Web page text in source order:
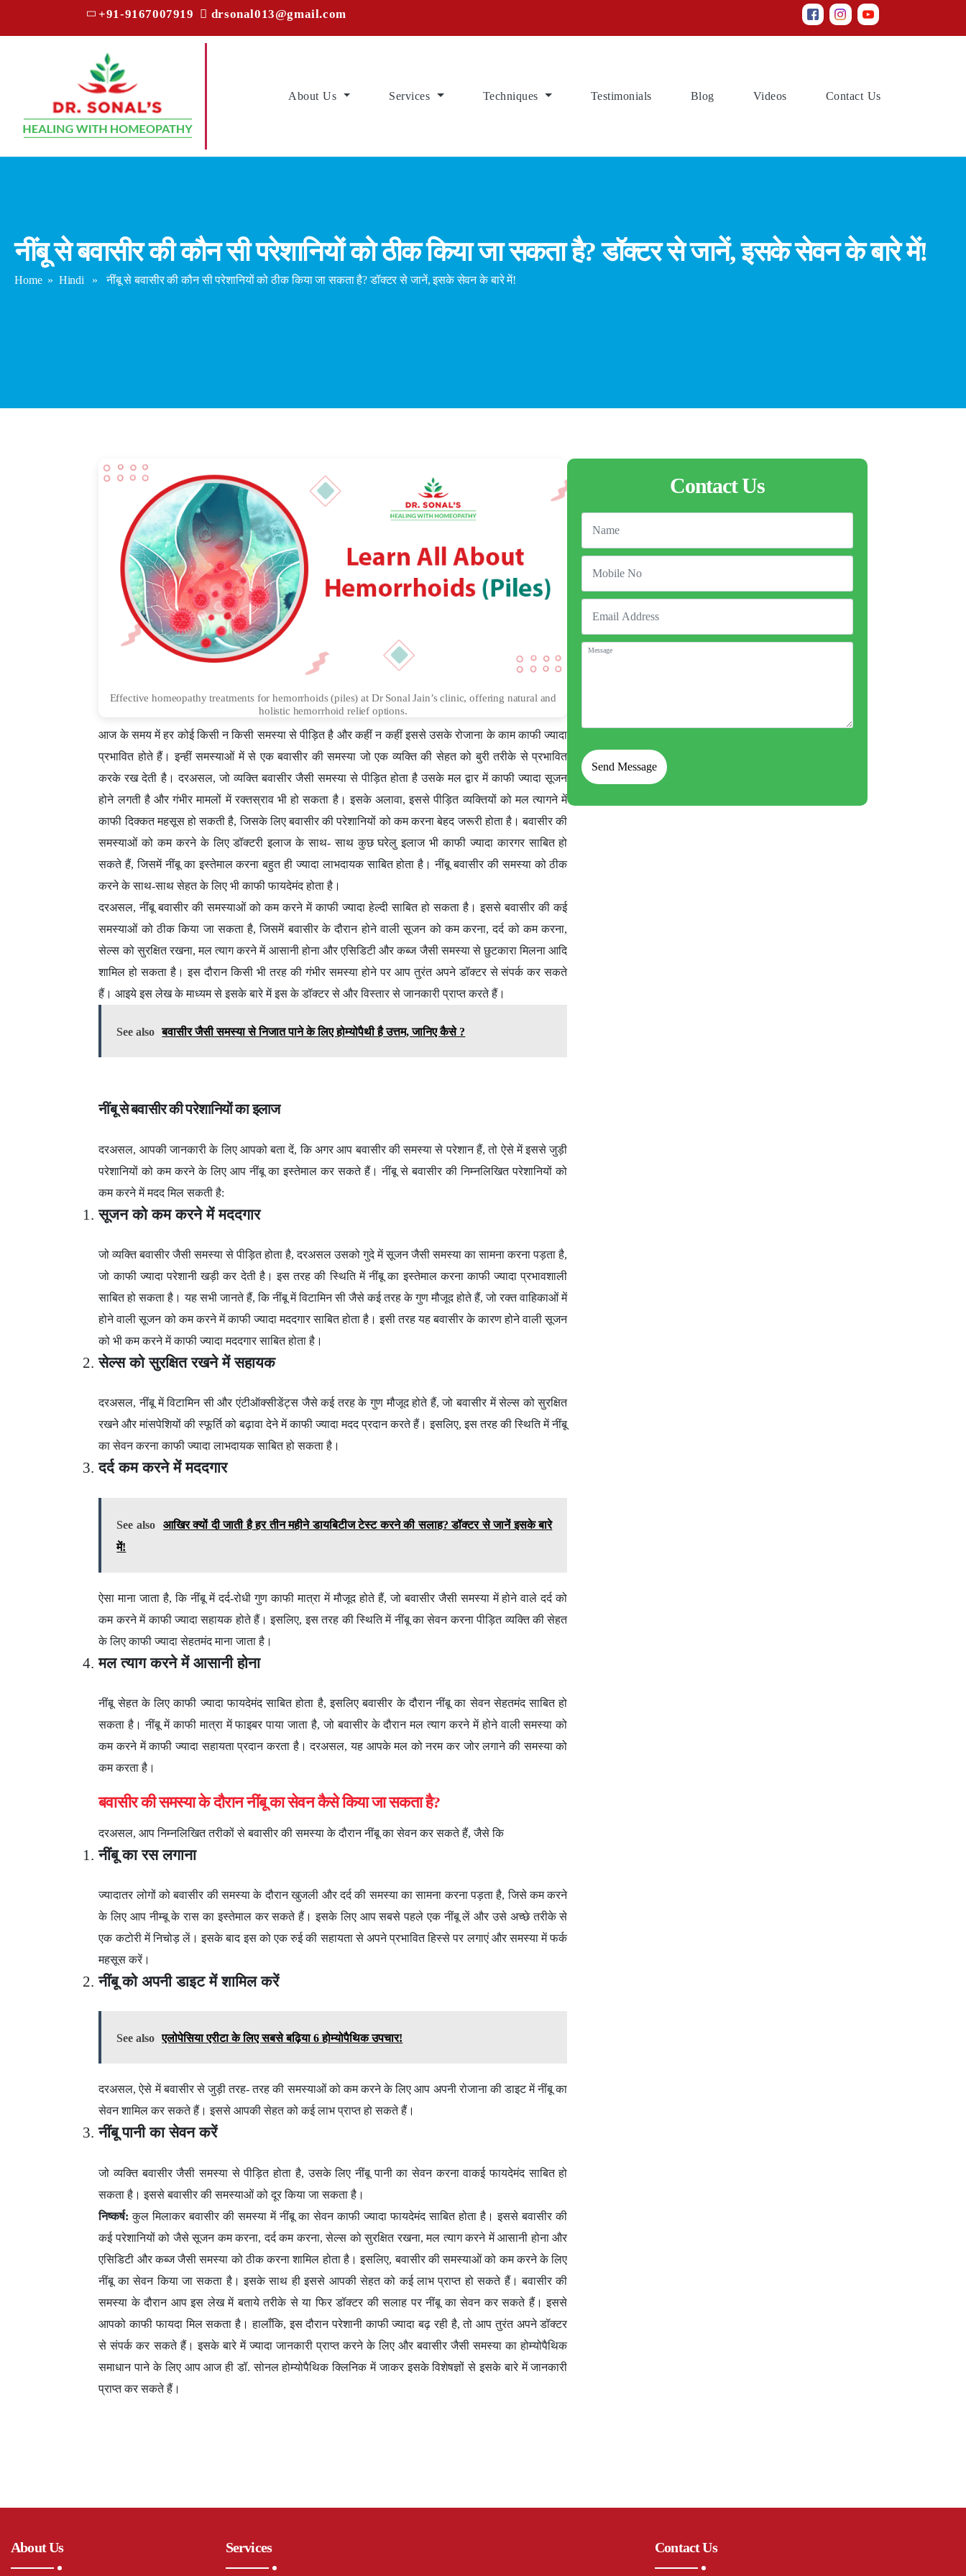
+91-9167007919 drsonal013@gmail.com
About Us Services Techniques Testimonials(current)Blog(current)Videos(current)Contact Us(current)
नींबू से बवासीर की कौन सी परेशानियों को ठीक किया जा सकता है? डॉक्टर से जानें, इसके सेवन के बारे में!
Home» Hindi » नींबू से बवासीर की कौन सी परेशानियों को ठीक किया जा सकता है? डॉक्टर से जानें, इसके सेवन के बारे में!
Effective homeopathy treatments for hemorrhoids (piles) at Dr Sonal Jain’s clinic, offering natural and
holistic hemorrhoid relief options.
आज के समय में हर कोई किसी न किसी समस्या से पीड़ित है और कहीं न कहीं इससे उसके रोजाना के काम काफी ज्यादा
प्रभावित होते हैं। इन्हीं समस्याओं में से एक बवासीर की समस्या जो एक व्यक्ति की सेहत को बुरी तरीके से प्रभावित
करके रख देती है। दरअसल, जो व्यक्ति बवासीर जैसी समस्या से पीड़ित होता है उसके मल द्वार में काफी ज्यादा सूजन
होने लगती है और गंभीर मामलों में रक्तस्राव भी हो सकता है। इसके अलावा, इससे पीड़ित व्यक्तियों को मल त्यागने में
काफी दिक्कत महसूस हो सकती है, जिसके लिए बवासीर की परेशानियों को कम करना बेहद जरूरी होता है। बवासीर की
समस्याओं को कम करने के लिए डॉक्टरी इलाज के साथ- साथ कुछ घरेलु इलाज भी काफी ज्यादा कारगर साबित हो
सकते हैं, जिसमें नींबू का इस्तेमाल करना बहुत ही ज्यादा लाभदायक साबित होता है। नींबू बवासीर की समस्या को ठीक
करने के साथ-साथ सेहत के लिए भी काफी फायदेमंद होता है।
दरअसल, नींबू बवासीर की समस्याओं को कम करने में काफी ज्यादा हेल्दी साबित हो सकता है। इससे बवासीर की कई
समस्याओं को ठीक किया जा सकता है, जिसमें बवासीर के दौरान होने वाली सूजन को कम करना, दर्द को कम करना,
सेल्स को सुरक्षित रखना, मल त्याग करने में आसानी होना और एसिडिटी और कब्ज जैसी समस्या से छुटकारा मिलना आदि
शामिल हो सकता है। इस दौरान किसी भी तरह की गंभीर समस्या होने पर आप तुरंत अपने डॉक्टर से संपर्क कर सकते
हैं। आइये इस लेख के माध्यम से इसके बारे में इस के डॉक्टर से और विस्तार से जानकारी प्राप्त करते हैं।
See also बवासीर जैसी समस्या से निजात पाने के लिए होम्योपैथी है उत्तम, जानिए कैसे ?
नींबू से बवासीर की परेशानियों का इलाज
दरअसल, आपकी जानकारी के लिए आपको बता दें, कि अगर आप बवासीर की समस्या से परेशान हैं, तो ऐसे में इससे जुड़ी
परेशानियों को कम करने के लिए आप नींबू का इस्तेमाल कर सकते हैं। नींबू से बवासीर की निम्नलिखित परेशानियों को
कम करने में मदद मिल सकती है:
सूजन को कम करने में मददगार
जो व्यक्ति बवासीर जैसी समस्या से पीड़ित होता है, दरअसल उसको गुदे में सूजन जैसी समस्या का सामना करना पड़ता है,
जो काफी ज्यादा परेशानी खड़ी कर देती है। इस तरह की स्थिति में नींबू का इस्तेमाल करना काफी ज्यादा प्रभावशाली
साबित हो सकता है। यह सभी जानते हैं, कि नींबू में विटामिन सी जैसे कई तरह के गुण मौजूद होते हैं, जो रक्त वाहिकाओं में
होने वाली सूजन को कम करने में काफी ज्यादा मददगार साबित होता है। इसी तरह यह बवासीर के कारण होने वाली सूजन
को भी कम करने में काफी ज्यादा मददगार साबित होता है।
सेल्स को सुरक्षित रखने में सहायक
दरअसल, नींबू में विटामिन सी और एंटीऑक्सीडेंट्स जैसे कई तरह के गुण मौजूद होते हैं, जो बवासीर में सेल्स को सुरक्षित
रखने और मांसपेशियों की स्फूर्ति को बढ़ावा देने में काफी ज्यादा मदद प्रदान करते हैं। इसलिए, इस तरह की स्थिति में नींबू
का सेवन करना काफी ज्यादा लाभदायक साबित हो सकता है।
दर्द कम करने में मददगार
See also
आखिर क्यों दी जाती है हर तीन महीने डायबिटीज टेस्ट करने की सलाह? डॉक्टर से जानें इसके बारे
में!
ऐसा माना जाता है, कि नींबू में दर्द-रोधी गुण काफी मात्रा में मौजूद होते हैं, जो बवासीर जैसी समस्या में होने वाले दर्द को
कम करने में काफी ज्यादा सहायक होते हैं। इसलिए, इस तरह की स्थिति में नींबू का सेवन करना पीड़ित व्यक्ति की सेहत
के लिए काफी ज्यादा सेहतमंद माना जाता है।
मल त्याग करने में आसानी होना
नींबू सेहत के लिए काफी ज्यादा फायदेमंद साबित होता है, इसलिए बवासीर के दौरान नींबू का सेवन सेहतमंद साबित हो
सकता है। नींबू में काफी मात्रा में फाइबर पाया जाता है, जो बवासीर के दौरान मल त्याग करने में होने वाली समस्या को
कम करने में काफी ज्यादा सहायता प्रदान करता है। दरअसल, यह आपके मल को नरम कर जोर लगाने की समस्या को
कम करता है।
बवासीर की समस्या के दौरान नींबू का सेवन कैसे किया जा सकता है?
दरअसल, आप निम्नलिखित तरीकों से बवासीर की समस्या के दौरान नींबू का सेवन कर सकते हैं, जैसे कि
नींबू का रस लगाना
ज्यादातर लोगों को बवासीर की समस्या के दौरान खुजली और दर्द की समस्या का सामना करना पड़ता है, जिसे कम करने
के लिए आप नीम्बू के रास का इस्तेमाल कर सकते हैं। इसके लिए आप सबसे पहले एक नींबू लें और उसे अच्छे तरीके से
एक कटोरी में निचोड़ लें। इसके बाद इस को एक रुई की सहायता से अपने प्रभावित हिस्से पर लगाएं और समस्या में फर्क
महसूस करें।
नींबू को अपनी डाइट में शामिल करें
See also एलोपेसिया एरीटा के लिए सबसे बढ़िया 6 होम्योपैथिक उपचार!
दरअसल, ऐसे में बवासीर से जुड़ी तरह- तरह की समस्याओं को कम करने के लिए आप अपनी रोजाना की डाइट में नींबू का
सेवन शामिल कर सकते हैं। इससे आपकी सेहत को कई लाभ प्राप्त हो सकते हैं।
नींबू पानी का सेवन करें
जो व्यक्ति बवासीर जैसी समस्या से पीड़ित होता है, उसके लिए नींबू पानी का सेवन करना वाकई फायदेमंद साबित हो
सकता है। इससे बवासीर की समस्याओं को दूर किया जा सकता है।
निष्कर्ष: कुल मिलाकर बवासीर की समस्या में नींबू का सेवन काफी ज्यादा फायदेमंद साबित होता है। इससे बवासीर की
कई परेशानियों को जैसे सूजन कम करना, दर्द कम करना, सेल्स को सुरक्षित रखना, मल त्याग करने में आसानी होना और
एसिडिटी और कब्ज जैसी समस्या को ठीक करना शामिल होता है। इसलिए, बवासीर की समस्याओं को कम करने के लिए
नींबू का सेवन किया जा सकता है। इसके साथ ही इससे आपकी सेहत को कई लाभ प्राप्त हो सकते हैं। बवासीर की
समस्या के दौरान आप इस लेख में बताये तरीके से या फिर डॉक्टर की सलाह पर नींबू का सेवन कर सकते हैं। इससे
आपको काफी फायदा मिल सकता है। हालाँकि, इस दौरान परेशानी काफी ज्यादा बढ़ रही है, तो आप तुरंत अपने डॉक्टर
से संपर्क कर सकते हैं। इसके बारे में ज्यादा जानकारी प्राप्त करने के लिए और बवासीर जैसी समस्या का होम्योपैथिक
समाधान पाने के लिए आप आज ही डॉ. सोनल होम्योपैथिक क्लिनिक में जाकर इसके विशेषज्ञों से इसके बारे में जानकारी
प्राप्त कर सकते हैं।
Contact Us
About Us Services Contact Us